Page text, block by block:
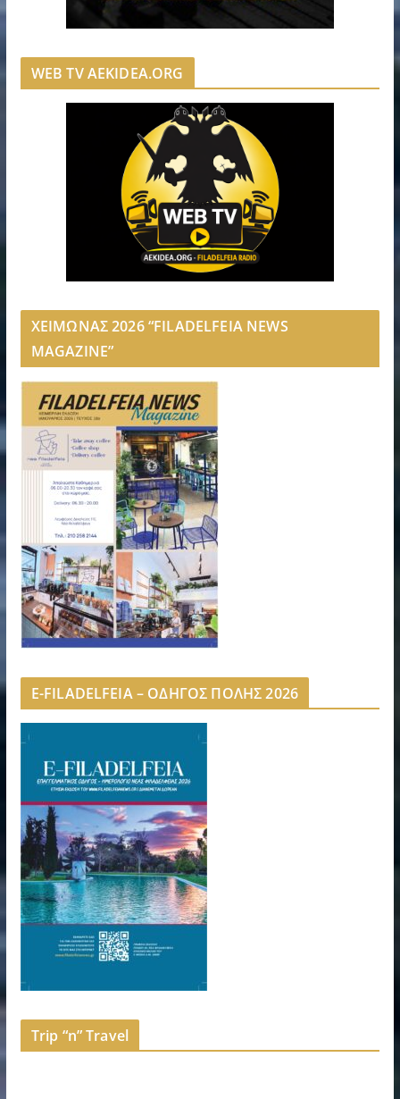
WEB TV AEKIDEA.ORG
ΧΕΙΜΩΝΑΣ 2026 “FILADELFEIA NEWS
MAGAZINE”
E-FILADELFEIA – ΟΔΗΓΟΣ ΠΟΛΗΣ 2026
Trip “n” Travel